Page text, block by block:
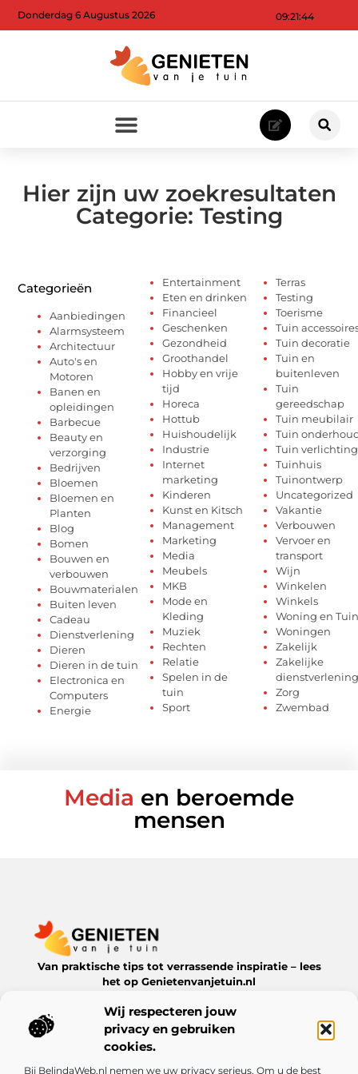
Wij respecteren jouw
privacy en gebruiken
cookies.
Bij BelindaWeb.nl nemen we uw privacy serieus. Om u de best
09:21:44
Donderdag 6 Augustus 2026
Hier zijn uw zoekresultaten
Categorie: Testing
Categorieën
Aanbiedingen
Alarmsysteem
Architectuur
Auto's en
Motoren
Banen en
opleidingen
Barbecue
Beauty en
verzorging
Bedrijven
Bloemen
Bloemen en
Planten
Blog
Bomen
Bouwen en
verbouwen
Bouwmaterialen
Buiten leven
Cadeau
Dienstverlening
Dieren
Dieren in de tuin
Electronica en
Computers
Energie
Entertainment
Eten en drinken
Financieel
Geschenken
Gezondheid
Groothandel
Hobby en vrije
tijd
Horeca
Hottub
Huishoudelijk
Industrie
Internet
marketing
Kinderen
Kunst en Kitsch
Management
Marketing
Media
Meubels
MKB
Mode en
Kleding
Muziek
Rechten
Relatie
Spelen in de
tuin
Sport
Terras
Testing
Toerisme
Tuin
Tuin decoratie
Tuin en
buitenleven
Tuin
gereedschap
Tuin meubilair
Tuin
Tuin verlichting
Tuinhuis
Tuinontwerp
Uncategorized
Vakantie
Verbouwen
Vervoer en
transport
Wijn
Winkelen
Winkels
Woning en Tuin
Woningen
Zakelijk
Zakelijke
dienstverlening
Zorg
Zwembad
Media en beroemde
mensen
Van praktische tips tot verrassende inspiratie – lees
het op Genietenvanjetuin.nl
leefomgeving te bieden heeft.
Bericht categorie